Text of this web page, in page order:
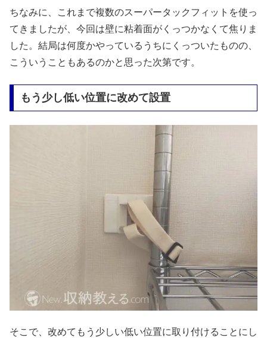
ちなみに、これまで複数のスーパータックフィットを使っ
てきましたが、今回は壁に粘着面がくっつかなくて焦りま
した。結局は何度かやっているうちにくっついたものの、
こういうこともあるのかと思った次第です。
もう少し低い位置に改めて設置
そこで、改めてもう少しい低い位置に取り付けることにし